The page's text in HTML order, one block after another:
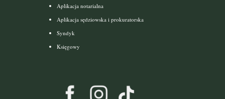
Aplikacja notarialna
Aplikacja sędziowska i prokuratorska
Syndyk
Księgowy